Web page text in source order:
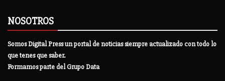
NOSOTROS
Somos Digital Press un portal de noticias siempre actualizado con todo lo
que tenes que saber.
Formamos parte del Grupo Data